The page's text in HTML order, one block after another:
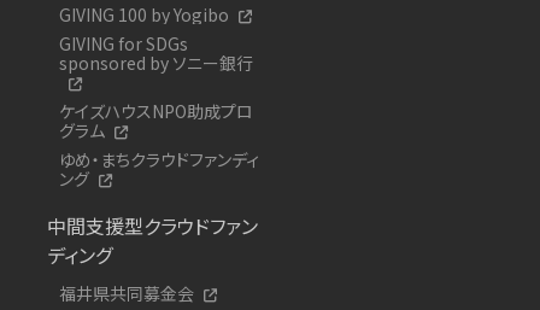
GIVING 100 by Yogibo
GIVING for SDGs
sponsored by ソニー銀行
ケイズハウスNPO助成プロ
グラム
ゆめ・まちクラウドファンディ
ング
中間支援型クラウドファン
ディング
福井県共同募金会